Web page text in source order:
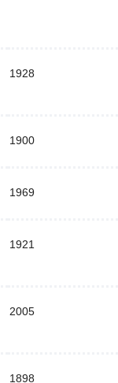
1928
1900
1969
1921
2005
1898